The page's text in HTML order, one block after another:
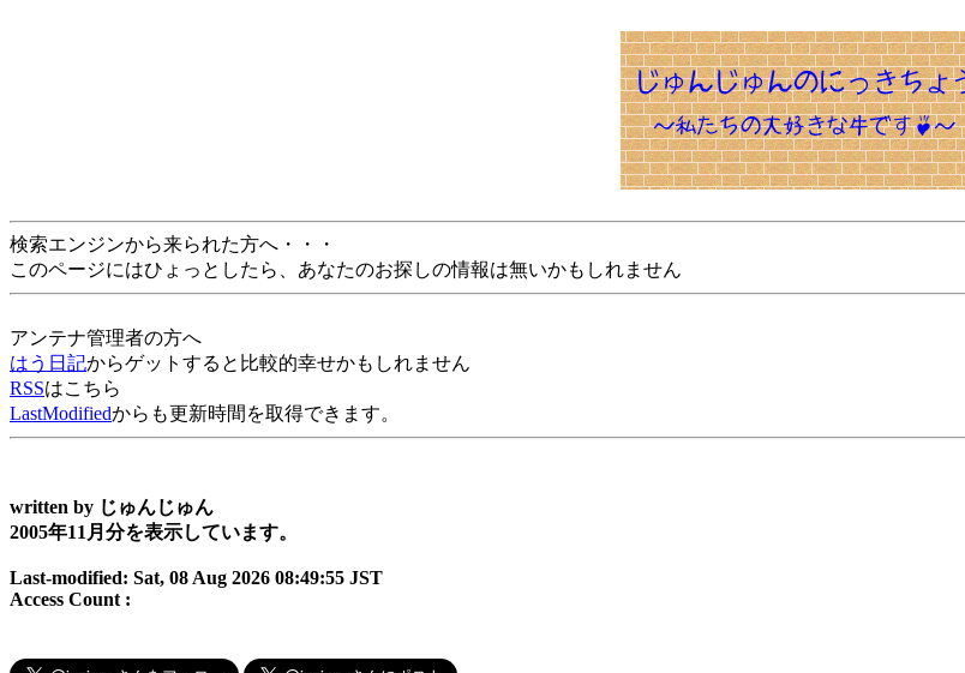
検索エンジンから来られた方へ・・・
このページにはひょっとしたら、あなたのお探しの情報は無いかもしれません
アンテナ管理者の方へ
はう日記からゲットすると比較的幸せかもしれません
RSSはこちら
LastModifiedからも更新時間を取得できます。
written by じゅんじゅん
2005年11月分を表示しています。
Last-modified: Sat, 08 Aug 2026 08:49:55 JST
Access Count :